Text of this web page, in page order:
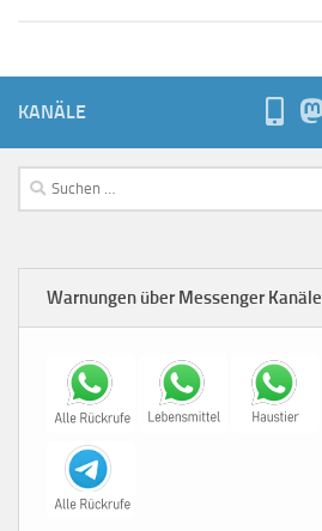
KANÄLE
Suchen
nach:
Warnungen über Messenger Kanäle